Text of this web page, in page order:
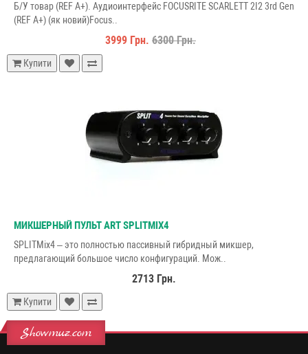
Б/У товар (REF A+). Аудиоинтерфейс FOCUSRITE SCARLETT 2I2 3rd Gen
(REF A+) (як новий)Focus..
3999 Грн. 6300 Грн.
Купити
МИКШЕРНЫЙ ПУЛЬТ ART SPLITMIX4
SPLITMix4 – это полностью пассивный гибридный микшер,
предлагающий большое число конфигураций. Мож..
2713 Грн.
Купити
Showmuz.com